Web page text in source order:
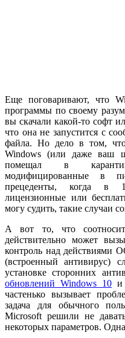
Еще поговаривают, что
программы по своему
вы скачали какой-то софт
что она не запустится с
файла. Но дело в том,
Windows (или даже ваш
помещал в
модифицированные в
прецеденты, когда в
лицензионные или
могу судить, такие случаи
А вот то, что
действительно может
контроль над действиями
(встроенный антивирус)
установке сторонних
обновлений Windows 10 и
частенько вызывает
задача для обычного
Microsoft решили не
некоторых параметров.